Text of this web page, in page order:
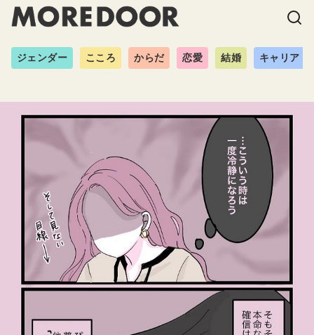
ジェンダー こころ からだ 恋愛 結婚 キャリア